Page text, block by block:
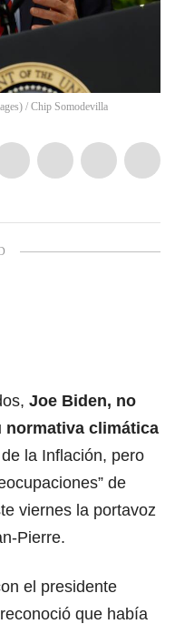
/ Chip Somodevilla
Joe Biden, no
normativa climática
la Inflación, pero
de
viernes la portavoz
Pierre.
el presidente
que había